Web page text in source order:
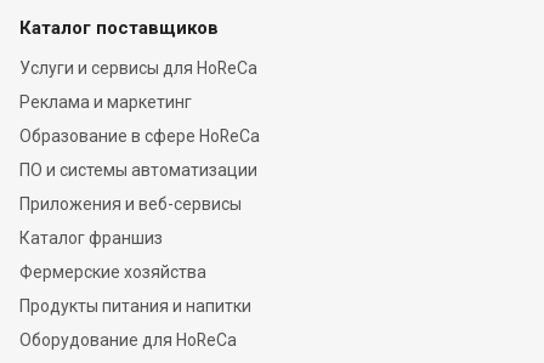
Каталог поставщиков
Услуги и сервисы для HoReCa
Реклама и маркетинг
Образование в сфере HoReCa
ПО и системы автоматизации
Приложения и веб-сервисы
Каталог франшиз
Фермерские хозяйства
Продукты питания и напитки
Оборудование для HoReCa